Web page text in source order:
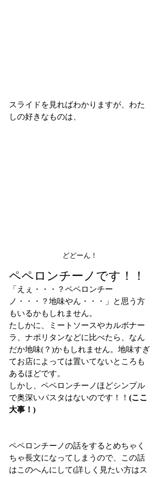
スライドを見ればわかりますが、わた
しの好きなものは、
どどーん！
ペペロンチーノです！！
「えぇ・・・？ペペロンチー
ノ・・・？地味やん・・・」と思う方
もいるかもしれません。
たしかに、ミートソースやカルボナー
ラ、ナポリタンなどに比べたら、なん
だか地味(？)かもしれません。地味すぎ
てお店によっては置いてないところも
あるほどです。
しかし、ペペロンチーノほどシンプル
で奥深いパスタはないのです！！ (ここ
大事！)
ペペロンチーノの話をするとめちゃく
ちゃ長文になってしまうので、この話
はこのへんにして(詳しく見たい方はス